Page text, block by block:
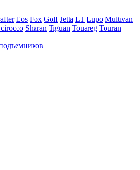
Eos Fox Golf Jetta LT Lupo Multivan
Sharan Tiguan Touareg Touran